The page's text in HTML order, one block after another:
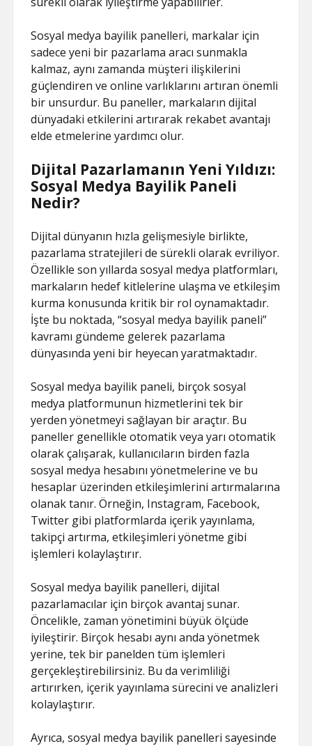
Sosyal medya bayilik panelleri, markalar için
sadece yeni bir pazarlama aracı sunmakla
kalmaz, aynı zamanda müşteri ilişkilerini
güçlendiren ve online varlıklarını artıran önemli
bir unsurdur. Bu paneller, markaların dijital
dünyadaki etkilerini artırarak rekabet avantajı
elde etmelerine yardımcı olur.
Dijital Pazarlamanın Yeni Yıldızı:
Sosyal Medya Bayilik Paneli
Nedir?
Dijital dünyanın hızla gelişmesiyle birlikte,
pazarlama stratejileri de sürekli olarak evriliyor.
Özellikle son yıllarda sosyal medya platformları,
markaların hedef kitlelerine ulaşma ve etkileşim
kurma konusunda kritik bir rol oynamaktadır.
İşte bu noktada, “sosyal medya bayilik paneli”
kavramı gündeme gelerek pazarlama
dünyasında yeni bir heyecan yaratmaktadır.
Sosyal medya bayilik paneli, birçok sosyal
medya platformunun hizmetlerini tek bir
yerden yönetmeyi sağlayan bir araçtır. Bu
paneller genellikle otomatik veya yarı otomatik
olarak çalışarak, kullanıcıların birden fazla
sosyal medya hesabını yönetmelerine ve bu
hesaplar üzerinden etkileşimlerini artırmalarına
olanak tanır. Örneğin, Instagram, Facebook,
Twitter gibi platformlarda içerik yayınlama,
takipçi artırma, etkileşimleri yönetme gibi
işlemleri kolaylaştırır.
Sosyal medya bayilik panelleri, dijital
pazarlamacılar için birçok avantaj sunar.
Öncelikle, zaman yönetimini büyük ölçüde
iyileştirir. Birçok hesabı aynı anda yönetmek
yerine, tek bir panelden tüm işlemleri
gerçekleştirebilirsiniz. Bu da verimliliği
artırırken, içerik yayınlama sürecini ve analizleri
kolaylaştırır.
Ayrıca, sosyal medya bayilik panelleri sayesinde